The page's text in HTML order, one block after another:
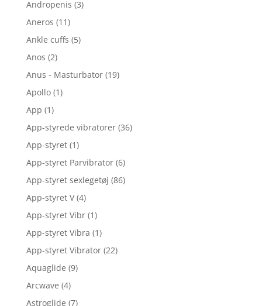
Andropenis (3)
Aneros (11)
Ankle cuffs (5)
Anos (2)
Anus - Masturbator (19)
Apollo (1)
App (1)
App-styrede vibratorer (36)
App-styret (1)
App-styret Parvibrator (6)
App-styret sexlegetøj (86)
App-styret V (4)
App-styret Vibr (1)
App-styret Vibra (1)
App-styret Vibrator (22)
Aquaglide (9)
Arcwave (4)
Astroglide (7)